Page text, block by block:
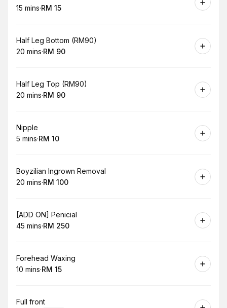
.Duration
15 mins·
.Price
RM 15
Book
Half Leg Bottom (RM90)
.Duration
20 mins·
.Price
RM 90
Book
Half Leg Top (RM90)
.Duration
20 mins·
.Price
RM 90
Book
Nipple
. Duration:
5 mins·
.Price
RM 10
Book
Boyzilian Ingrown Removal
.Duration
20 mins·
.Price:
RM 100
Book
[ADD ON] Penicial
.Duration
45 mins·
.Price:
RM 250
Book
Forehead Waxing
.Duration
10 mins·
.Price
RM 15
Book
Full front